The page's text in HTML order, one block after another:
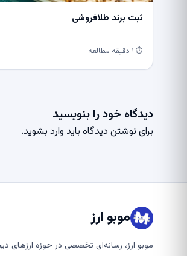
ثبت برند طلافروشی
⏱ ۱ دقیقه مطالعه
دیدگاه خود را بنویسید
برای نوشتن دیدگاه باید وارد بشوید.
موبو ارز
موبو ارز، رسانه‌ای تخصصی در حوزه ارزهای